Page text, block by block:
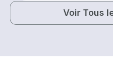
Voir Tous